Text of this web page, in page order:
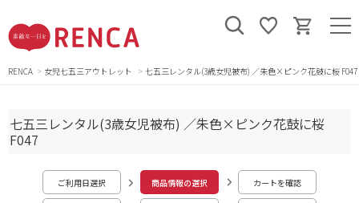
RENCA 女児七五三アウトレット 七五三レンタル(3歳女児被布) ／朱色×ピンク花鼓に桜 F047
七五三レンタル(3歳女児被布) ／朱色×ピンク花鼓に桜
F047
ご利用日選択 商品情報の選択 カートを確認